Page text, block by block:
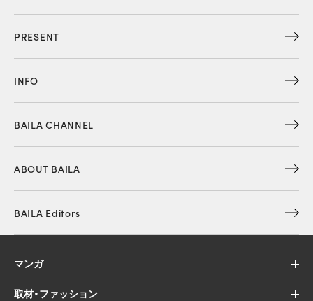
PRESENT
INFO
BAILA CHANNEL
ABOUT BAILA
BAILA Editors
マンガ
取材・ファッション